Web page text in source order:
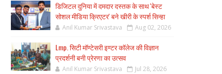
डिजिटल दुनिया में दमदार दस्तक के साथ 'बेस्ट
सोशल मीडिया क्रिएटर' बने खीरी के स्पर्श सिन्हा
Anil Kumar Srivastava Aug 02, 2026
Lmp. सिटी मॉण्टेसरी इण्टर कॉलेज की विज्ञान
प्रदर्शनी बनी प्रेरणा का उत्सव
Anil Kumar Srivastava Jul 28, 2026